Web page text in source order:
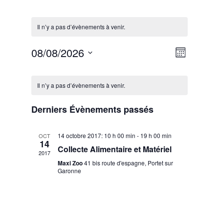
Il n’y a pas d’évènements à venir.
Mois
08/08/2026
date.
de
Évènements
Il n’y a pas d’évènements à venir.
Derniers Évènements passés
OCT
14
2017
14 octobre 2017: 10 h 00 min - 19 h 00 min
Collecte Alimentaire et Matériel
Maxi Zoo41 bis route d'espagne, Portet sur
Garonne